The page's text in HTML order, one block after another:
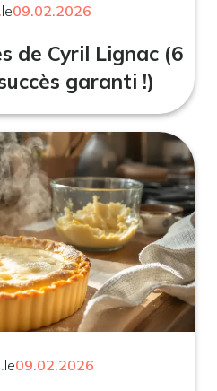
le09.02.2026
de Cyril Lignac (6
garanti !)
le09.02.2026